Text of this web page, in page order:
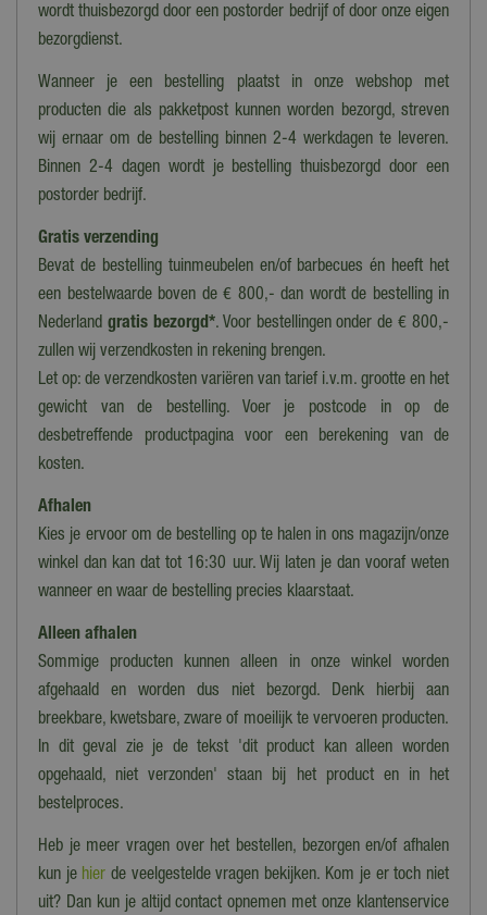
Materiaal
Diameter/Lengte
97 cm
wordt thuisbezorgd door een postorder bedrijf of door onze eigen
bezorgdienst.
Wanneer je een bestelling plaatst in onze webshop met
producten die als pakketpost kunnen worden bezorgd, streven
wij ernaar om de bestelling binnen 2-4 werkdagen te leveren.
Binnen 2-4 dagen wordt je bestelling thuisbezorgd door een
postorder bedrijf.
Gratis verzending
Bevat de bestelling tuinmeubelen en/of barbecues én heeft het
een bestelwaarde boven de € 800,- dan wordt de bestelling in
Nederland gratis bezorgd*. Voor bestellingen onder de € 800,-
zullen wij verzendkosten in rekening brengen.
Let op: de verzendkosten variëren van tarief i.v.m. grootte en het
gewicht van de bestelling. Voer je postcode in op de
desbetreffende productpagina voor een berekening van de
kosten.
Afhalen
Kies je ervoor om de bestelling op te halen in ons magazijn/onze
winkel dan kan dat tot 16:30 uur. Wij laten je dan vooraf weten
wanneer en waar de bestelling precies klaarstaat.
Alleen afhalen
Sommige producten kunnen alleen in onze winkel worden
afgehaald en worden dus niet bezorgd. Denk hierbij aan
breekbare, kwetsbare, zware of moeilijk te vervoeren producten.
In dit geval zie je de tekst 'dit product kan alleen worden
opgehaald, niet verzonden' staan bij het product en in het
bestelproces.
Heb je meer vragen over het bestellen, bezorgen en/of afhalen
kun je hier de veelgestelde vragen bekijken. Kom je er toch niet
uit? Dan kun je altijd contact opnemen met onze klantenservice